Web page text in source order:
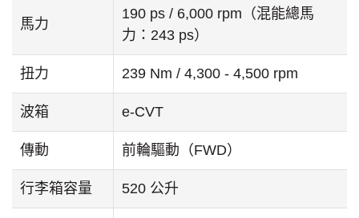
馬力
190 ps / 6,000 rpm（混能總馬
力：243 ps）
扭力 239 Nm / 4,300 - 4,500 rpm
波箱 e-CVT
傳動 前輪驅動（FWD）
行李箱容量 520 公升